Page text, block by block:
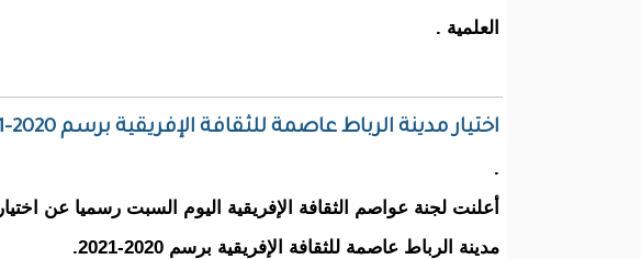
العلمية .
اختيار مدينة الرباط عاصمة للثقافة الإفريقية برسم 2020-2021
.
أعلنت لجنة عواصم الثقافة الإفريقية اليوم السبت رسميا عن اختيار
مدينة الرباط عاصمة للثقافة الإفريقية برسم 2020-2021.